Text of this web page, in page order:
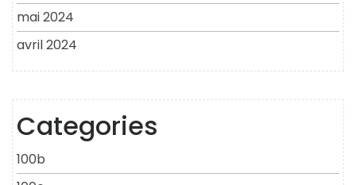
mai 2024
avril 2024
Categories
100b